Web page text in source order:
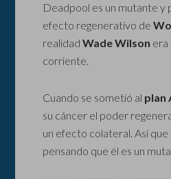
Deadpool es un mutante y
efecto regenerativo de
realidadWade Wilson era
corriente.
Cuando se sometió al plan
su cáncer el poder
un efecto colateral. Así que
pensando que él es un